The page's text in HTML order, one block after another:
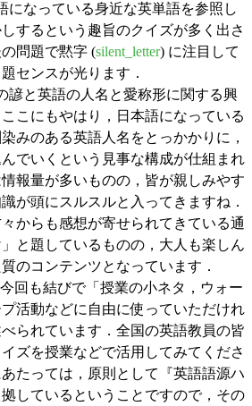
なっている身近な英単語を参照し
するという趣旨のクイズが多く出さ
問題で黙字 (silent_letter) に注目して
センスが光ります．
諺と英語の人名と愛称形に関する興
こにもやはり，日本語になっている
みのある英語人名をとっかかりに，
でいくという見事な構成が仕組まれ
報量が多いものの，皆が親しみやす
が頭にスルスルと入ってきますね．
からも感想が寄せられてきている通
と題しているものの，大人も楽しん
のコンテンツとなっています．
回も結びで「授業の小ネタ，ウォー
活動などに自由に使っていただけれ
られています．全国の英語教員の皆
ズを授業などで活用してみてくださ
たっては，原則として『英語語源ハ
しているということですので，その